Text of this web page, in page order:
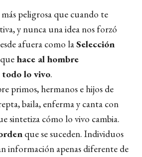
peligrosa que cuando te
y nunca una idea nos forzó
afuera como laSelección
hace al hombre
lo vivo.
primos, hermanos e hijos de
baila, enferma y canta con
sintetiza cómo lo vivo cambia.
que se suceden. Individuos
información apenas diferente de